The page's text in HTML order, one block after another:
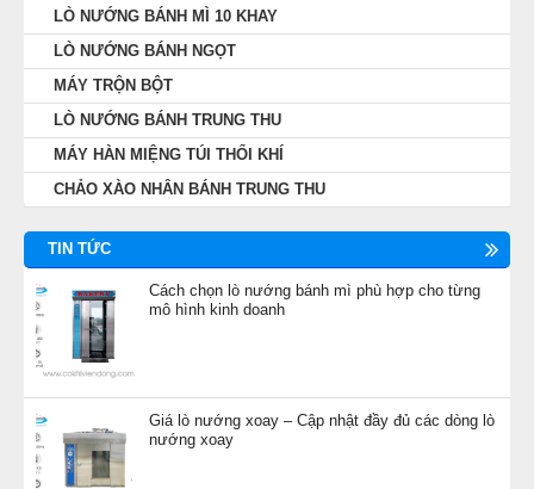
LÒ NƯỚNG BÁNH MÌ 10 KHAY
LÒ NƯỚNG BÁNH NGỌT
MÁY TRỘN BỘT
LÒ NƯỚNG BÁNH TRUNG THU
MÁY HÀN MIỆNG TÚI THỔI KHÍ
CHẢO XÀO NHÂN BÁNH TRUNG THU
TIN TỨC
Cách chọn lò nướng bánh mì phù hợp cho từng
mô hình kinh doanh
Giá lò nướng xoay – Cập nhật đầy đủ các dòng lò
nướng xoay